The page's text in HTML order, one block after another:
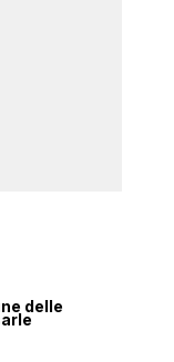
delle